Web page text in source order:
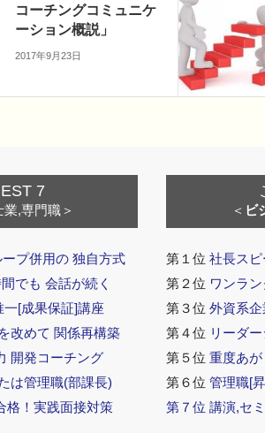
コーチングコミュニケ
ーション概説」
2017年9月23日
7
,専門職＞
プ併用の 独自方式
でも 会話が続く
[成果保証]講座
改めて 関係再構築
開発コーチング
は管理職(部課長)
格！実践面接対策
＜ ビ
第１位 社長ス
第２位 ワンラ
第３位 外資系
第４位 リーダ
第５位 重度あ
第６位 管理職[
第７位 講演,セ